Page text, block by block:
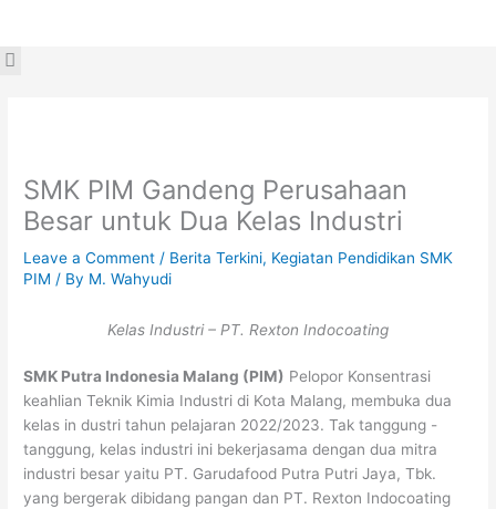
content
Menu
SMK PIM Gandeng Perusahaan
Besar untuk Dua Kelas Industri
Leave a Comment / Berita Terkini, Kegiatan Pendidikan SMK
PIM / By M. Wahyudi
Kelas Industri – PT. Rexton Indocoating
SMK Putra Indonesia Malang (PIM) Pelopor Konsentrasi
keahlian Teknik Kimia Industri di Kota Malang, membuka dua
kelas in dustri tahun pelajaran 2022/2023. Tak tanggung -
tanggung, kelas industri ini bekerjasama dengan dua mitra
industri besar yaitu PT. Garudafood Putra Putri Jaya, Tbk.
yang bergerak dibidang pangan dan PT. Rexton Indocoating